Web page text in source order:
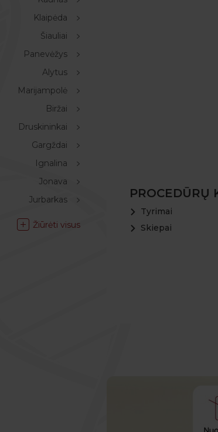
Klaipėda
Šiauliai
Panevėžys
Alytus
Marijampolė
Biržai
Druskininkai
Gargždai
Ignalina
Jonava
Jurbarkas
Žiūrėti visus
PROCEDŪRŲ
Tyrimai
Skiepai